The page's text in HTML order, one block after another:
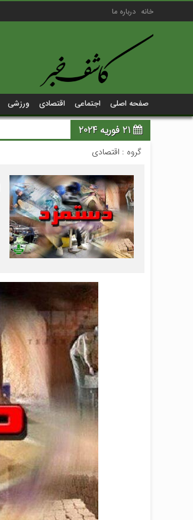
خانه درباره ما
صفحه اصلی اجتماعی اقتصادی ورزشی
21 فوریه 2024
گروه : اقتصادی